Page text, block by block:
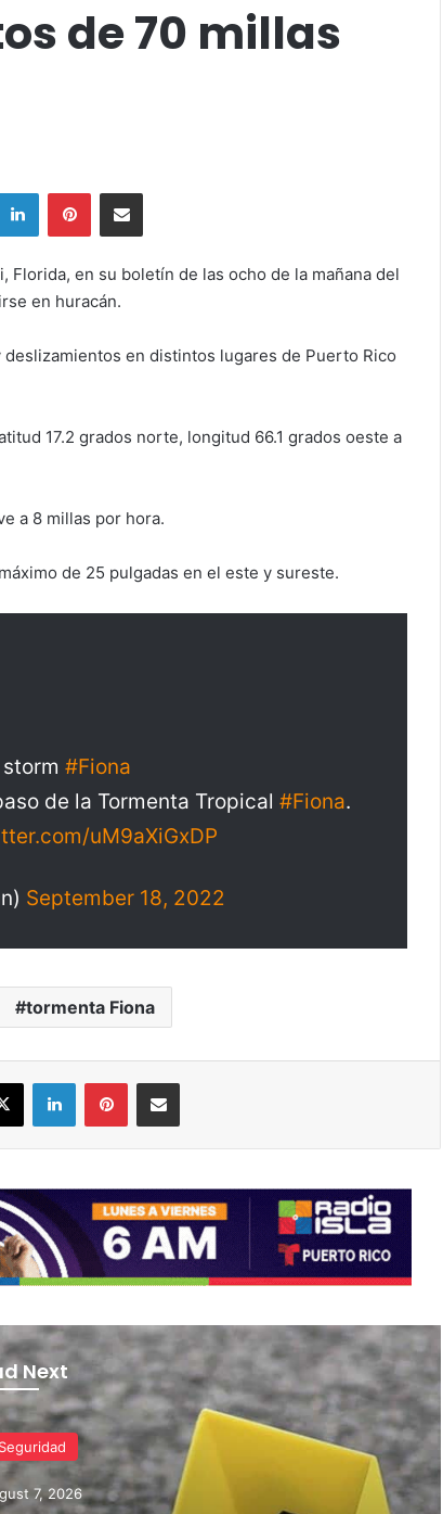
de 70 millas
LinkedInPinterestShare via Email
Florida, en su boletín de las ocho de la mañana del
en huracán.
en distintos lugares de Puerto Rico
17.2 grados norte, longitud 66.1 grados oeste a
a 8 millas por hora.
de 25 pulgadas en el este y sureste.
#Fiona
de la Tormenta Tropical #Fiona.
uM9aXiGxDP
September 18, 2022
tormenta Fiona
X LinkedInPinterestShare via Email
Next
7, 2026